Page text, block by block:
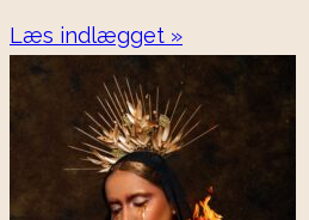
Læs indlægget »